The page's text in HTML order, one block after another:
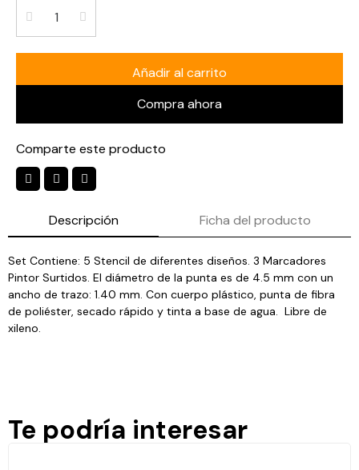
Añadir al carrito
Compra ahora
Comparte este producto
Descripción Ficha del producto
Set Contiene: 5 Stencil de diferentes diseños. 3 Marcadores
Pintor Surtidos. El diámetro de la punta es de 4.5 mm con un
ancho de trazo: 1.40 mm. Con cuerpo plástico, punta de fibra
de poliéster, secado rápido y tinta a base de agua. Libre de
xileno.
Te podría interesar